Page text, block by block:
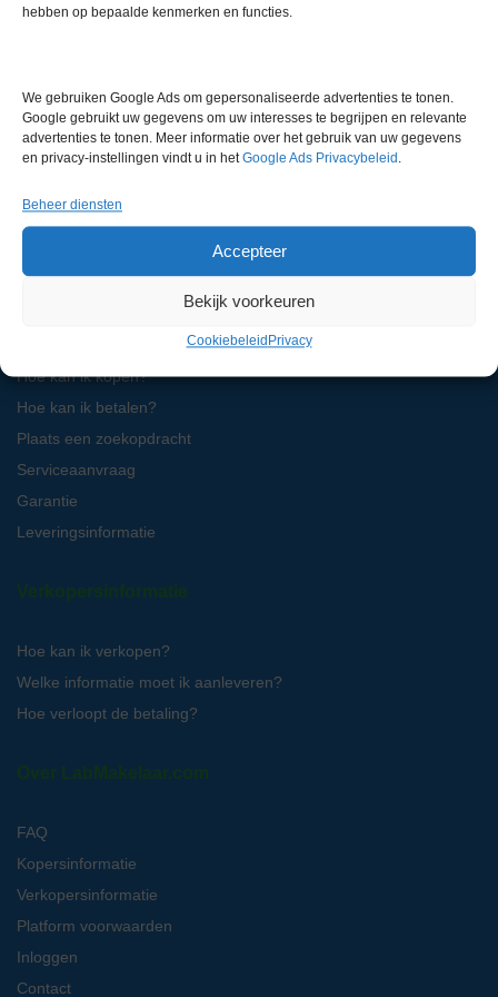
hebben op bepaalde kenmerken en functies.
We gebruiken Google Ads om gepersonaliseerde advertenties te tonen.
Google gebruikt uw gegevens om uw interesses te begrijpen en relevante
advertenties te tonen. Meer informatie over het gebruik van uw gegevens
en privacy-instellingen vindt u in hetGoogle Ads Privacybeleid .
Beheer diensten
Accepteer
Bekijk voorkeuren
Cookiebeleid Privacy
Nederland
Voor facturen:finance@labmakelaar.com
Voor technische service:service@labmakelaar.com
Hoe kan ik kopen?
Hoe kan ik betalen?
Plaats een zoekopdracht
Serviceaanvraag
Garantie
Leveringsinformatie
Verkopersinformatie
Hoe kan ik verkopen?
Welke informatie moet ik aanleveren?
Hoe verloopt de betaling?
Over LabMakelaar.com
FAQ
Kopersinformatie
Verkopersinformatie
Platform voorwaarden
Inloggen
Contact